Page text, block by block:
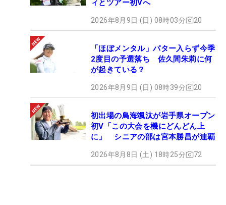
ィとツアー初Vへ
2026年8月9日 (日) 08時03分 20
「ほぼメンタル」パター入らず今季
2度目の予選落ち 佐久間朱莉に何
が起きている？
2026年8月9日 (日) 08時39分 20
初出場の鳥海颯汰が岩手県オープン
初V「この大会を機にどんどん上
に」 シニアの部は宮本勝昌が連覇
2026年8月8日 (土) 18時25分 72